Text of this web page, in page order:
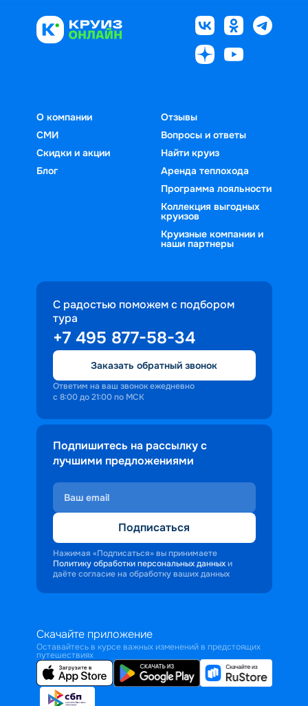
О компании
СМИ
Скидки и акции
Блог
Отзывы
Вопросы и ответы
Найти круиз
Аренда теплохода
Программа лояльности
Коллекция выгодных
круизов
Круизные компании и
наши партнеры
С радостью поможем с подбором
тура
+7 495 877-58-34
Заказать обратный звонок
Ответим на ваш звонок ежедневно
с 8:00 до 21:00 по МСК
Подпишитесь на рассылку с
лучшими предложениями
Подписаться
Нажимая «Подписаться» вы принимаете
Политику обработки персональных данных и
даёте согласие на обработку ваших данных
Скачайте приложение
Оставайтесь в курсе важных изменений в предстоящих
путешествиях